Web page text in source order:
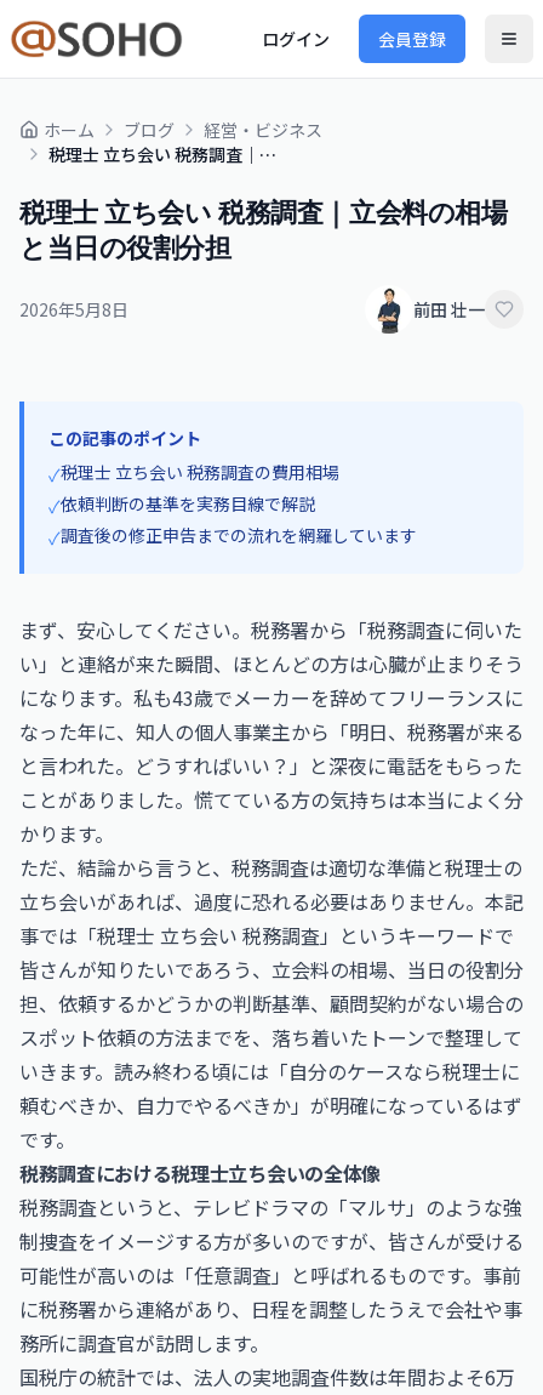
ログイン 会員登録
ホーム ブログ
経営・ビジネス
税理士 立ち会い 税務調査｜立会料の相場と当日の役割分担
税理士 立ち会い 税務調査｜立会料の相場
と当日の役割分担
2026年5月8日 前田 壮一
この記事のポイント
✓税理士 立ち会い 税務調査の費用相場
✓依頼判断の基準を実務目線で解説
✓調査後の修正申告までの流れを網羅しています
まず、安心してください。税務署から「税務調査に伺いた
い」と連絡が来た瞬間、ほとんどの方は心臓が止まりそう
になります。私も43歳でメーカーを辞めてフリーランスに
なった年に、知人の個人事業主から「明日、税務署が来る
と言われた。どうすればいい？」と深夜に電話をもらった
ことがありました。慌てている方の気持ちは本当によく分
かります。
ただ、結論から言うと、税務調査は適切な準備と税理士の
立ち会いがあれば、過度に恐れる必要はありません。本記
事では「税理士 立ち会い 税務調査」というキーワードで
皆さんが知りたいであろう、立会料の相場、当日の役割分
担、依頼するかどうかの判断基準、顧問契約がない場合の
スポット依頼の方法までを、落ち着いたトーンで整理して
いきます。読み終わる頃には「自分のケースなら税理士に
頼むべきか、自力でやるべきか」が明確になっているはず
です。
税務調査における税理士立ち会いの全体像
税務調査というと、テレビドラマの「マルサ」のような強
制捜査をイメージする方が多いのですが、皆さんが受ける
可能性が高いのは「任意調査」と呼ばれるものです。事前
に税務署から連絡があり、日程を調整したうえで会社や事
務所に調査官が訪問します。
国税庁の統計では、法人の実地調査件数は年間およそ6万